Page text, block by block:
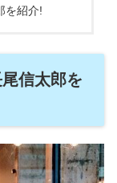
を紹介!
信太郎を